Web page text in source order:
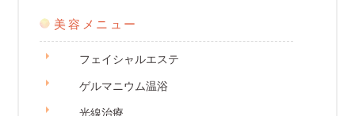
美容メニュー
フェイシャルエステ
ゲルマニウム温浴
光線治療